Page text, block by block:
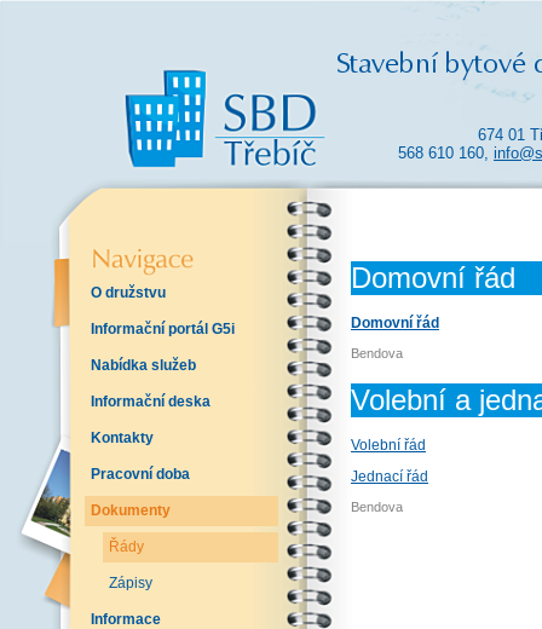
674 01
568 610 160,
O družstvu
Informační portál G5i
Nabídka služeb
Informační deska
Kontakty
Pracovní doba
Dokumenty
Řády
Zápisy
Informace
Domovní řád
Domovní řád
Bendova
Volební a
Volební řád
Jednací řád
Bendova